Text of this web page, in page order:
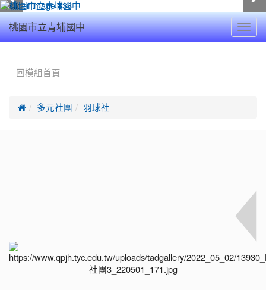
桃園市立青埔國中
回模組首頁
 多元社團 羽球社